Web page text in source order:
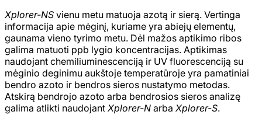
Xplorer-NS vienu metu matuoja azotą ir sierą. Vertinga
informacija apie mėginį, kuriame yra abiejų elementų,
gaunama vieno tyrimo metu. Dėl mažos aptikimo ribos
galima matuoti ppb lygio koncentracijas. Aptikimas
naudojant chemiliuminescenciją ir UV fluorescenciją su
mėginio deginimu aukštoje temperatūroje yra pamatiniai
bendro azoto ir bendros sieros nustatymo metodas.
Atskirą bendrojo azoto arba bendrosios sieros analizę
galima atlikti naudojant Xplorer-N arba Xplorer-S.